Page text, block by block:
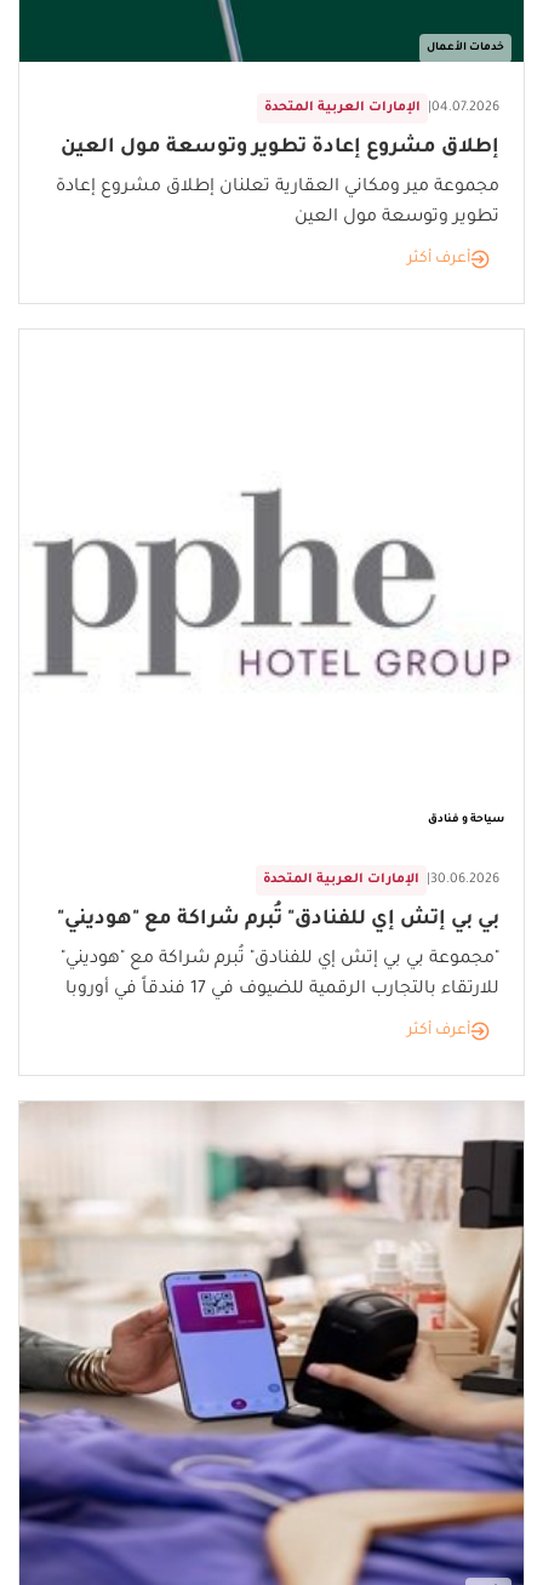
خدمات الأعمال
الإمارات العربية المتحدة 04.07.2026
إطلاق مشروع إعادة تطوير وتوسعة مول العين
مجموعة مير ومكاني العقارية تعلنان إطلاق مشروع إعادة
تطوير وتوسعة مول العين
أعرف أكثر
سياحة و فنادق
الإمارات العربية المتحدة 30.06.2026
بي بي إتش إي للفنادق" تُبرم شراكة مع "هوديني"
"مجموعة بي بي إتش إي للفنادق" تُبرم شراكة مع "هوديني"
للارتقاء بالتجارب الرقمية للضيوف في 17 فندقاً في أوروبا
أعرف أكثر